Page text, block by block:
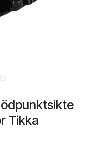
Tikka